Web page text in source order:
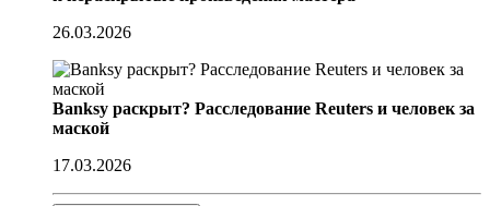
26.03.2026
Banksy раскрыт? Расследование Reuters и человек за
маской
17.03.2026